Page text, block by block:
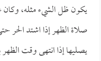
يكون ظل الشيء مثله، وكان
صلاة الظهر إذا اشتد
يصليها إذا انتهى وقت